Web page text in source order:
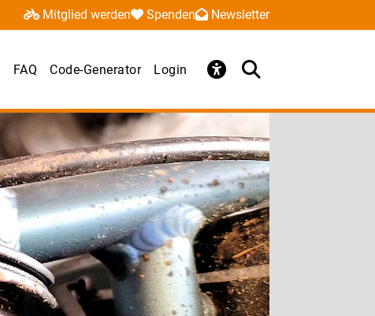
Mitglied werden Spenden Newsletter
FAQ Code-Generator Login